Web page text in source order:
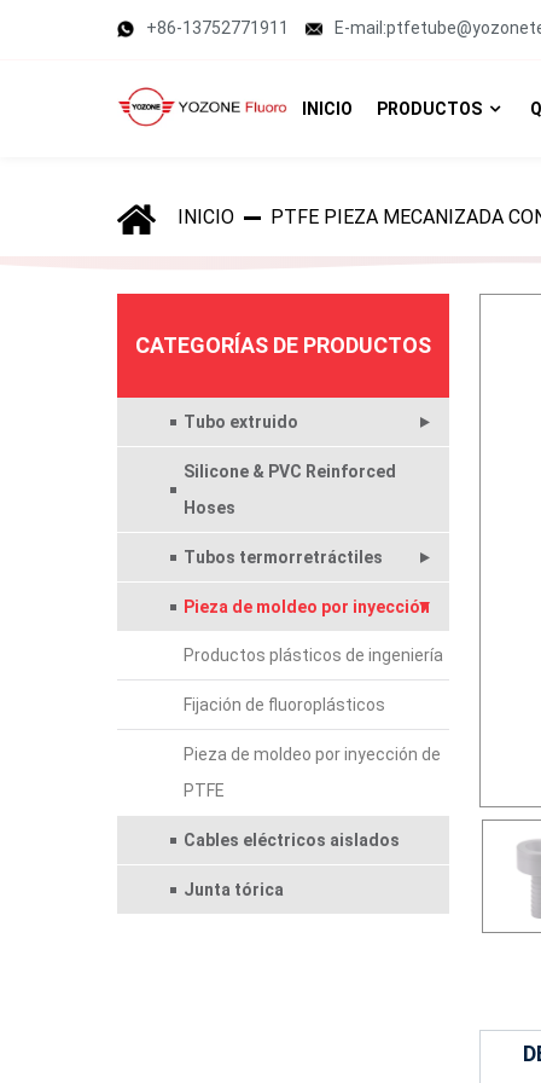
+86-13752771911 E-
INICIO PRODUCTOS
INICIO PTFE PIEZA MECANIZADA
CATEGORÍAS DE PRODUCTOS
Tubo extruido
Silicone & PVC Reinforced
Hoses
Tubos termorretráctiles
Pieza de moldeo por inyección
Productos plásticos de ingeniería
Fijación de fluoroplásticos
Pieza de moldeo por inyección de
PTFE
Cables eléctricos aislados
Junta tórica